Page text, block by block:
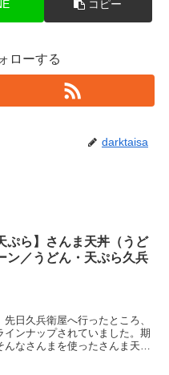
コピー
ローする
darktaisa
ぷら】さんま天丼（うど
ン／うどん・天ぷら久兵
日久兵衛屋へ行ったところ、
ンナップされていました。期
なさんまを使ったさんま天丼